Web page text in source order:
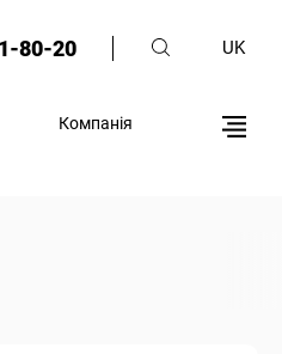
80-20 UK
Компанія